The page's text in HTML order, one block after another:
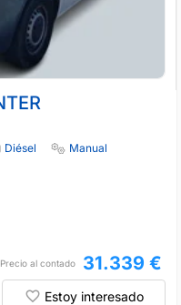
Diésel
Manual
Precio al contado 31.339 €
Estoy interesado